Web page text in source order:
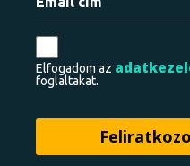
Elfogadom az
foglaltakat.